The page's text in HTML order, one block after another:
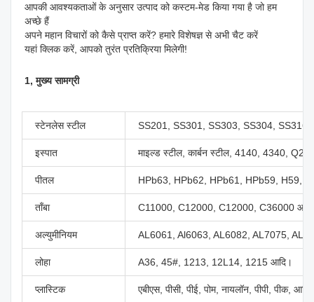
आपकी आवश्यकताओं के अनुसार उत्पाद को कस्टम-मेड किया गया है जो हम
अच्छे हैं
अपने महान विचारों को कैसे प्राप्त करें? हमारे विशेषज्ञ से अभी चैट करें
यहां क्लिक करें, आपको तुरंत प्रतिक्रिया मिलेगी!
1, मुख्य सामग्री
स्टेनलेस स्टील SS201, SS301, SS303, SS304, SS316,
इस्पात माइल्ड स्टील, कार्बन स्टील, 4140, 4340,
पीतल HPb63, HPb62, HPb61, HPb59, H59,
ताँबा C11000, C12000, C12000, C36000
अल्युमीनियम AL6061, Al6063, AL6082, AL7075,
लोहा A36, 45#, 1213, 12L14, 1215 आदि।
प्लास्टिक एबीएस, पीसी, पीई, पोम, नायलॉन, पीपी, पीक,